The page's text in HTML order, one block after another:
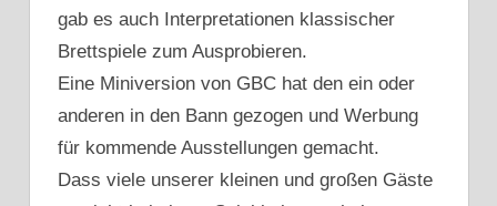
gab es auch Interpretationen klassischer
Brettspiele zum Ausprobieren.
Eine Miniversion von GBC hat den ein oder
anderen in den Bann gezogen und Werbung
für kommende Ausstellungen gemacht.
Dass viele unserer kleinen und großen Gäste